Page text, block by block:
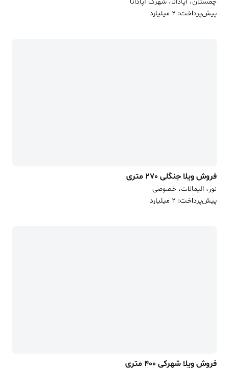
پیش‌پرداخت: 2 میلیارد
فروش ویلا جنگلی 270 متری
نور، الیمالات، خصوصی
پیش‌پرداخت: 2 میلیارد
فروش ویلا شهرکی 400 متری